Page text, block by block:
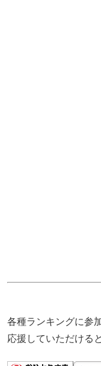
各種ランキングに参
応援していただける